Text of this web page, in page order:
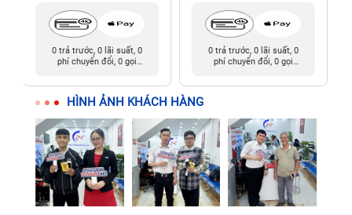
0 trả trước, 0 lãi suất, 0
phí chuyển đổi, 0 gọi
0 trả trước, 0 lãi suất, 0
phí chuyển đổi, 0 gọi
HÌNH ẢNH KHÁCH HÀNG